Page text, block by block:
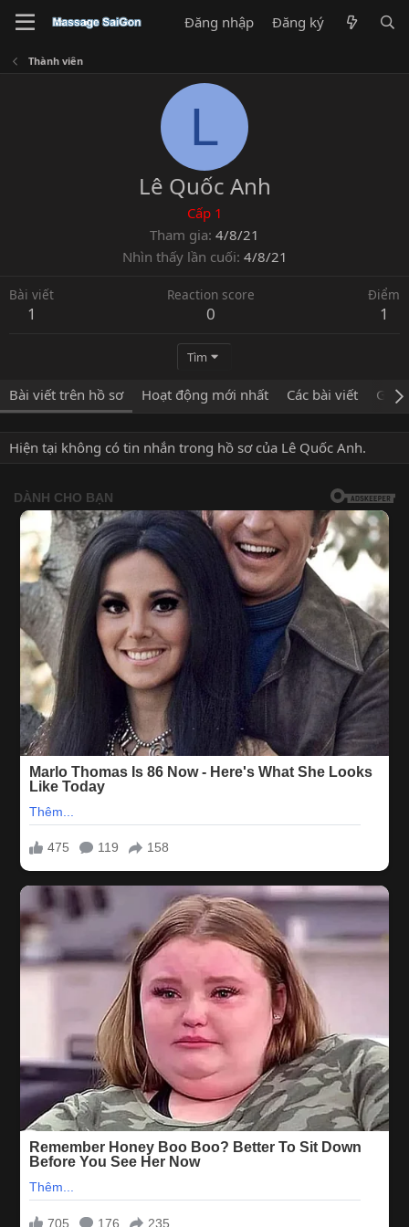
Đăng nhập Đăng ký
Thành viên
L
Lê Quốc Anh
Cấp 1
Tham gia 4/8/21
Nhìn thấy lần cuối 4/8/21
Bài viết
1
Reaction score
0
Điểm
1
Tìm
Bài viết trên hồ sơ Hoạt động mới nhất Các bài viết Giới
Hiện tại không có tin nhắn trong hồ sơ của Lê Quốc Anh.